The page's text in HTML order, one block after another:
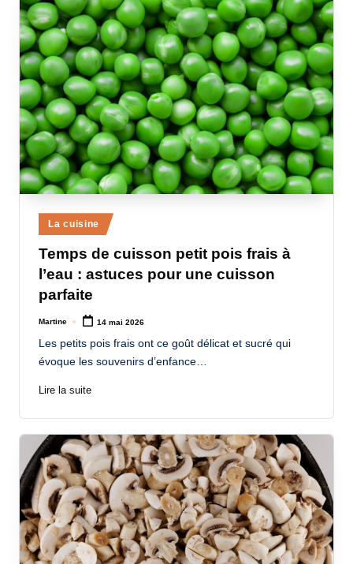
Posted
in
La cuisine
Temps de cuisson petit pois frais à
l’eau : astuces pour une cuisson
parfaite
Posted
Martine 14 mai 2026
Les petits pois frais ont ce goût délicat et sucré qui
évoque les souvenirs d’enfance…
Lire la suite